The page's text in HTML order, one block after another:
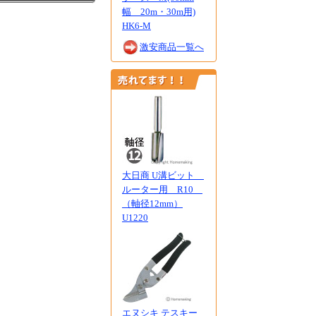
幅 20m・30m用)
HK6-M
激安商品一覧へ
大日商 U溝ビット
ルーター用 R10
（軸径12mm）
U1220
エヌシキ テスキー